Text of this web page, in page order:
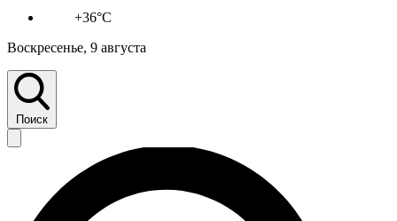
+36°C
Воскресенье, 9 августа
Поиск